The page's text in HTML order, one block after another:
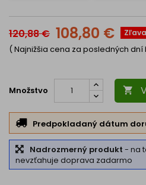
výroby.
K uvedenej doske je možné
hranovaciu pásku v rovnakom
120,88 € 108,80 € Zľava
( Najnižšia cena za posledných dní
Množstvo 
Predpokladaný dátum
Nadrozmerný produkt - na
nevzťahuje doprava zadarmo